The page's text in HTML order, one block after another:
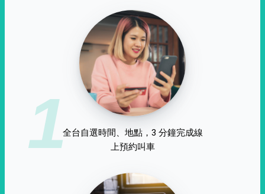
1全台自選時間、地點，3 分鐘完成線
上預約叫車